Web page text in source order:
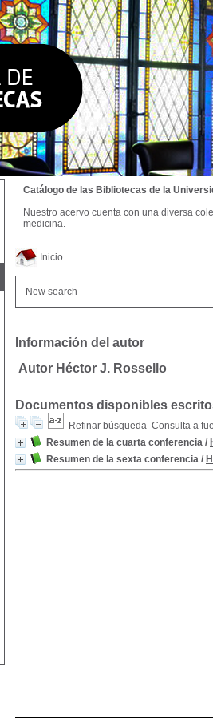
Inicio
New search
Información del autor
Autor Héctor J. Rossello
Documentos disponibles
Refinar búsqueda Consulta a
Resumen de la cuarta conferencia /
Resumen de la sexta conferencia /
Catálogo de las Bibliotecas de la
Nuestro acervo cuenta con una diversa
medicina.